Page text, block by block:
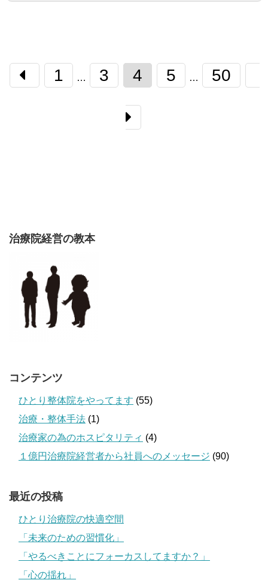
1 … 3 4 5 … 50
治療院経営の教本
コンテンツ
ひとり整体院をやってます (55)
治療・整体手法 (1)
治療家の為のホスピタリティ (4)
１億円治療院経営者から社員へのメッセージ (90)
最近の投稿
ひとり治療院の快適空間
「未来のための習慣化」
「やるべきことにフォーカスしてますか？」
「心の揺れ」